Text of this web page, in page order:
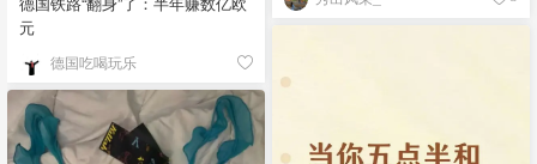
元
德国吃喝玩乐